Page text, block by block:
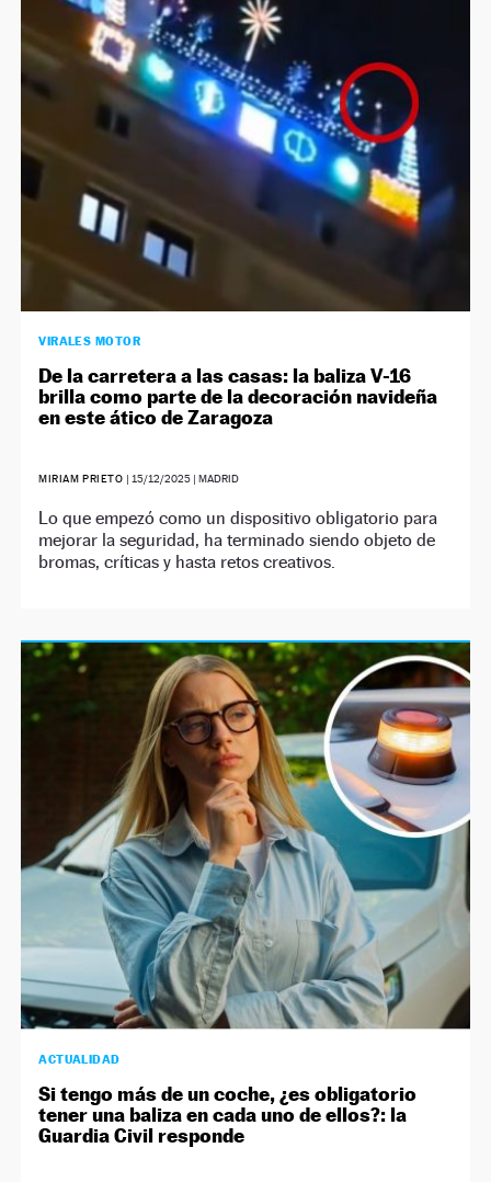
VIRALES MOTOR
De la carretera a las casas: la baliza V-16
brilla como parte de la decoración navideña
en este ático de Zaragoza
MIRIAM PRIETO | 15/12/2025| MADRID
Lo que empezó como un dispositivo obligatorio para
mejorar la seguridad, ha terminado siendo objeto de
bromas, críticas y hasta retos creativos.
ACTUALIDAD
Si tengo más de un coche, ¿es obligatorio
tener una baliza en cada uno de ellos?: la
Guardia Civil responde